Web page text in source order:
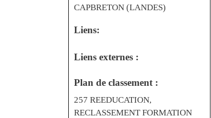
CAPBRETON (LANDES)
Liens:
Liens externes :
Plan de classement :
257 REEDUCATION,
RECLASSEMENT FORMATION